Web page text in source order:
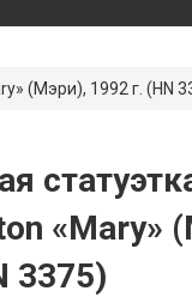
(Мэри), 1992 г. (HN
«Mary»
3375)